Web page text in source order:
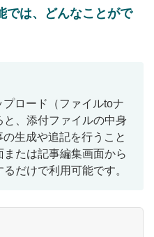
では、どんなことがで
プロード（ファイルtoナ
、添付ファイルの中身
生成や追記を行うこと
たは記事編集画面から
だけで利用可能です。